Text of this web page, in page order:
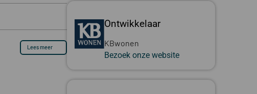
Lees meer
Ontwikkelaar
KBwonen
Bezoek onze website